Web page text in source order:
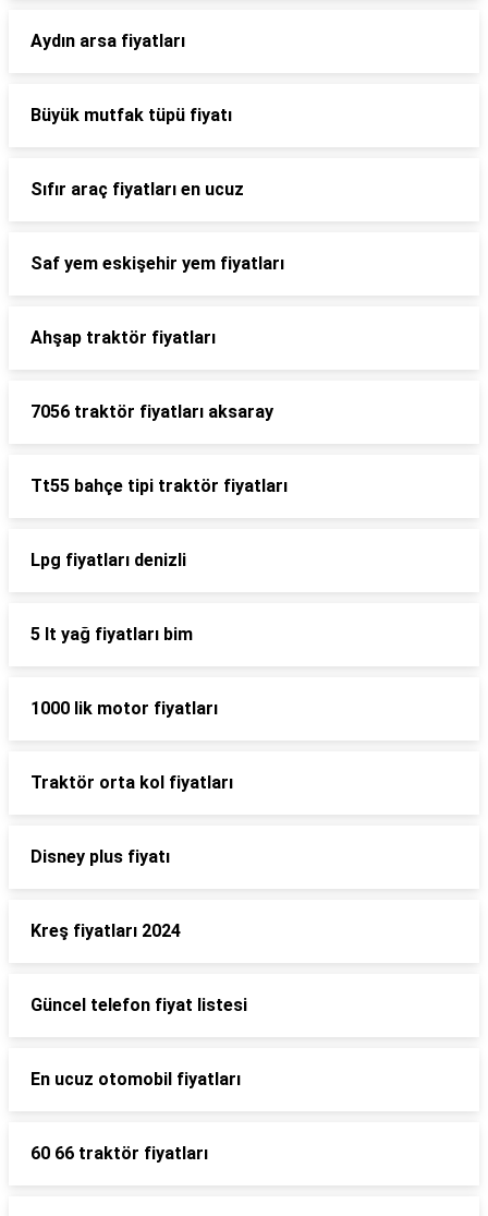
Aydın arsa fiyatları
Büyük mutfak tüpü fiyatı
Sıfır araç fiyatları en ucuz
Saf yem eskişehir yem fiyatları
Ahşap traktör fiyatları
7056 traktör fiyatları aksaray
Tt55 bahçe tipi traktör fiyatları
Lpg fiyatları denizli
5 lt yağ fiyatları bim
1000 lik motor fiyatları
Traktör orta kol fiyatları
Disney plus fiyatı
Kreş fiyatları 2024
Güncel telefon fiyat listesi
En ucuz otomobil fiyatları
60 66 traktör fiyatları